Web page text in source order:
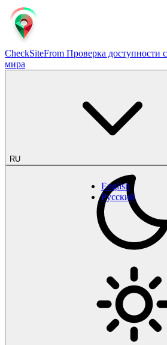
CheckSiteFrom Проверка доступности
мира
RU
English
Русский